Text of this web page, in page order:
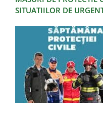
SITUATIILOR DE